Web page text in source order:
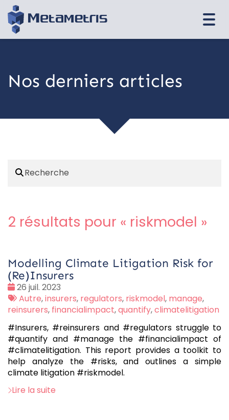
Nos derniers articles
2 résultats pour « riskmodel »
Modelling Climate Litigation Risk for
(Re)Insurers
Date
:
26 juil. 2023
Tags
:
Autre,insurers, regulators, riskmodel, manage,
reinsurers, financialimpact,quantify,climatelitigation
#Insurers, #reinsurers and #regulators struggle to
#quantify and #manage the #financialimpact of
#climatelitigation. This report provides a toolkit to
help analyze the #risks, and outlines a simple
climate litigation #riskmodel.
Lire la suite